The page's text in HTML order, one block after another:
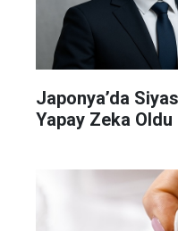
Japonya’da
Yapay Zeka Oldu